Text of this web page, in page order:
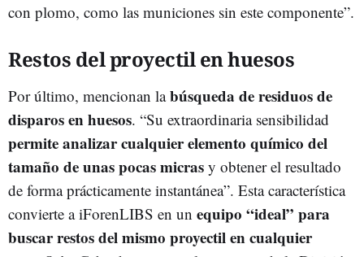
con plomo, como las municiones sin este componente”.
Restos del proyectil en huesos
Por último, mencionan labúsqueda de residuos de
disparos en huesos. “Su extraordinaria sensibilidad
permite analizar cualquier elemento químico del
tamaño de unas pocas micras y obtener el resultado
de forma prácticamente instantánea”. Esta característica
convierte a iForenLIBS en un equipo “ideal” para
buscar restos del mismo proyectil en cualquier